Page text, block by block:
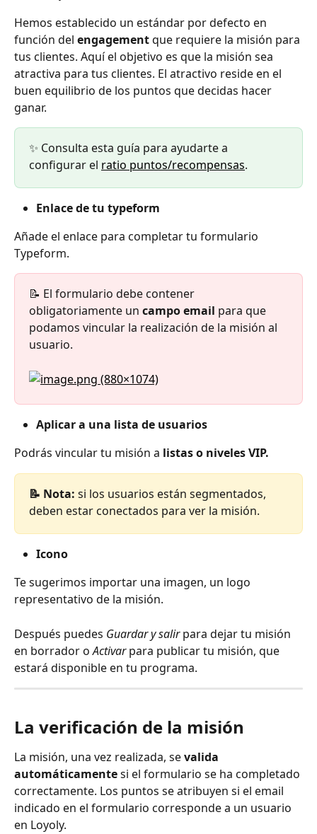
Hemos establecido un estándar por defecto en
función del engagement que requiere la misión para
tus clientes. Aquí el objetivo es que la misión sea
atractiva para tus clientes. El atractivo reside en el
buen equilibrio de los puntos que decidas hacer
ganar.
✨ Consulta esta guía para ayudarte a
configurar el ratio puntos/recompensas.
Enlace de tu typeform
Añade el enlace para completar tu formulario
Typeform.
📝 El formulario debe contener
obligatoriamente un campo email para que
podamos vincular la realización de la misión al
usuario.
Aplicar a una lista de usuarios
Podrás vincular tu misión a listas o niveles VIP.
📝 Nota: si los usuarios están segmentados,
deben estar conectados para ver la misión.
Icono
Te sugerimos importar una imagen, un logo
representativo de la misión.
Después puedes Guardar y salir para dejar tu misión
en borrador o Activar para publicar tu misión, que
estará disponible en tu programa.
La verificación de la misión
La misión, una vez realizada, se valida
automáticamente si el formulario se ha completado
correctamente. Los puntos se atribuyen si el email
indicado en el formulario corresponde a un usuario
en Loyoly.